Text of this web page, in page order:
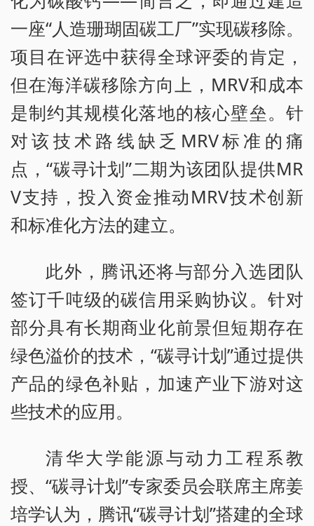
一座“人造珊瑚固碳工厂”实现碳移除。
项目在评选中获得全球评委的肯定，
但在海洋碳移除方向上，MRV和成本
是制约其规模化落地的核心壁垒。针
对该技术路线缺乏MRV标准的痛
点，“碳寻计划”二期为该团队提供MR
V支持，投入资金推动MRV技术创新
和标准化方法的建立。
此外，腾讯还将与部分入选团队
签订千吨级的碳信用采购协议。针对
部分具有长期商业化前景但短期存在
绿色溢价的技术，“碳寻计划”通过提供
产品的绿色补贴，加速产业下游对这
些技术的应用。
清华大学能源与动力工程系教
授、“碳寻计划”专家委员会联席主席姜
培学认为，腾讯“碳寻计划”搭建的全球